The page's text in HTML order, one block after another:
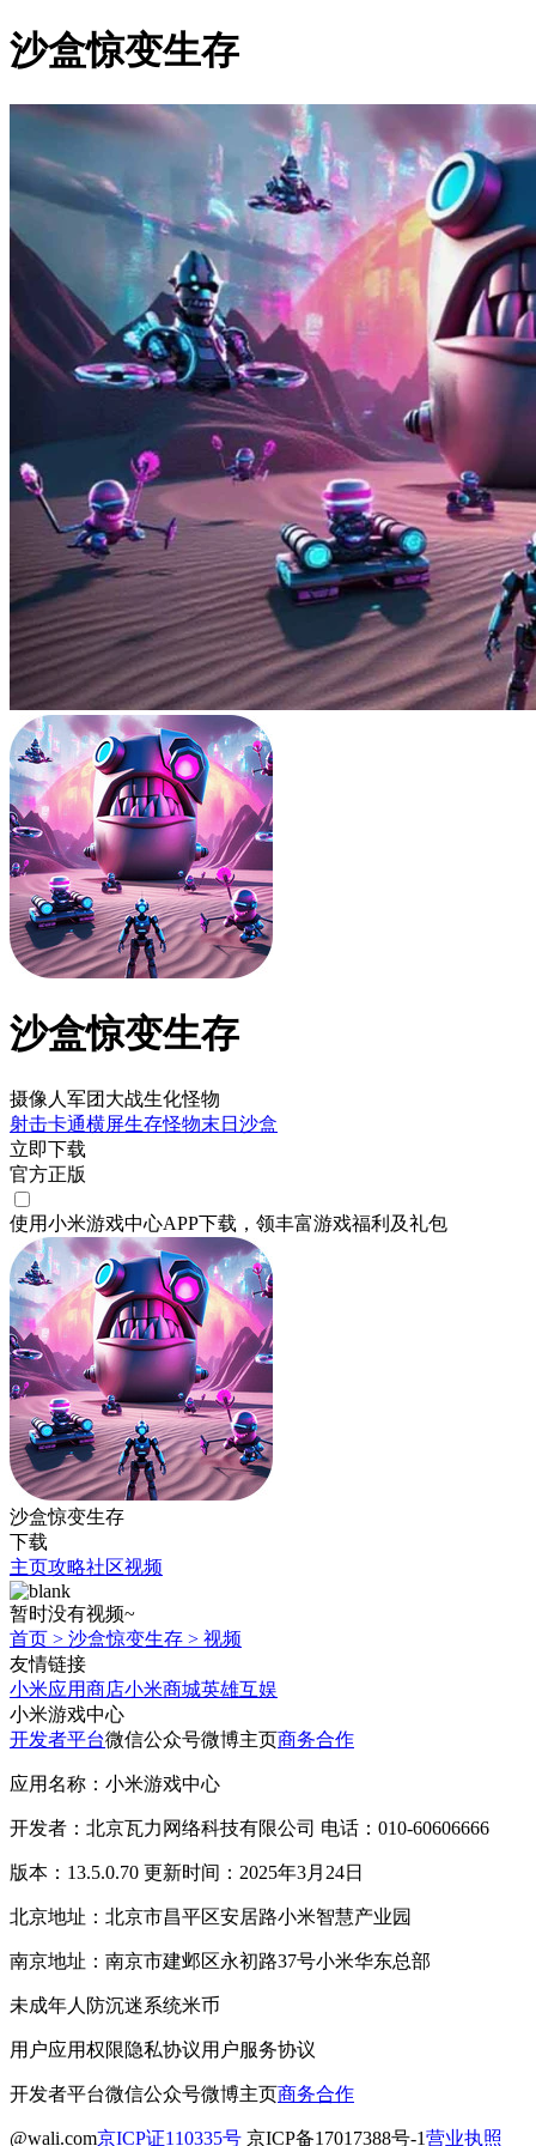
沙盒惊变生存
沙盒惊变生存
摄像人军团大战生化怪物
射击卡通横屏生存怪物末日 沙盒
立即下载
官方正版
使用小米游戏中心APP下载 ，领丰富游戏福利 及礼包
沙盒惊变生存
下载
主页攻略社区视频
暂时没有视频~
首页 > 沙盒惊变生存 > 视频
友情链接
小米应用商店小米商城英雄互娱
小米游戏中心
开发者平台微信公众号微博主页商务合作
应用名称：小米游戏中心
开发者：北京瓦力网络科技有限公司 电话：010-60606666
版本：13.5.0.70 更新时间：2025年3月24日
北京地址：北京市昌平区安居路小米智慧产业园
南京地址：南京市建邺区永初路37号小米华东总部
未成年人防沉迷系统米币
用户应用权限隐私协议用户服务协议
开发者平台微信公众号微博主页商务合作
@wali.com京ICP证110335号 京ICP备17017388号-1营业执照